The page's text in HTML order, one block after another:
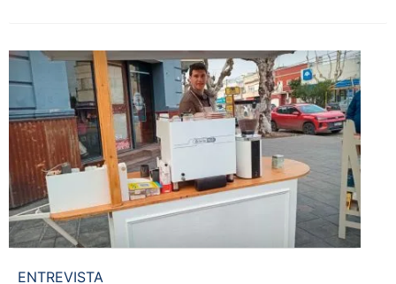
ENTREVISTA